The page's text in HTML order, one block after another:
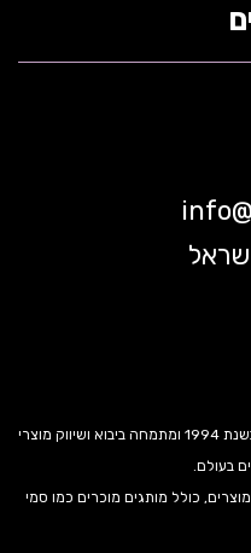
info@
חברת הנסיך הקטן - אביב ואורן בע"מ נוסדה בשנת 1994 ומתמחה ביבוא ושיווק מוצרי
בעולם.
כולל מותגים מוכרים כמו סמי